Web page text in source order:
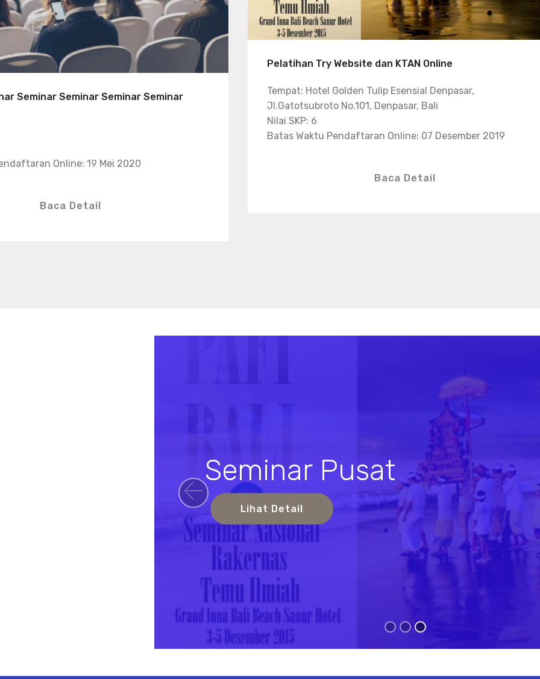
Seminar Seminar Seminar Seminar
Online: 19 Mei 2020
Baca Detail
Pelatihan Try Website dan KTAN Online
Tempat: Hotel Golden Tulip Esensial Denpasar,
Jl.Gatotsubroto No.101, Denpasar, Bali
Nilai SKP: 6
Batas Waktu Pendaftaran Online: 07 Desember 2019
Baca Detail
Seminar Pusat
Lihat Detail
Previous